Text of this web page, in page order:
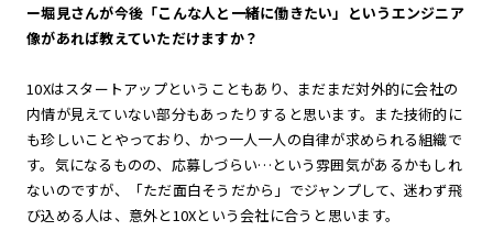
ー堀見さんが今後「こんな人と一緒に働きたい」というエンジニア
像があれば教えていただけますか？
10Xはスタートアップということもあり、まだまだ対外的に会社の
内情が見えていない部分もあったりすると思います。また技術的に
も珍しいことやっており、かつ一人一人の自律が求められる組織で
す。気になるものの、応募しづらい…という雰囲気があるかもしれ
ないのですが、「ただ面白そうだから」でジャンプして、迷わず飛
び込める人は、意外と10Xという会社に合うと思います。